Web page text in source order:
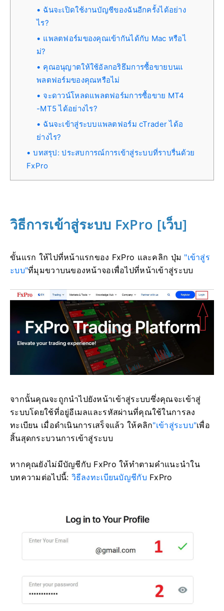
ฉันจะเปิดใช้งานบัญชีของฉันอีกครั้งได้อย่าง
ไร?
แพลตฟอร์มของคุณเข้ากันได้กับ Mac หรือไ
ม่?
คุณอนุญาตให้ใช้อัลกอริธึมการซื้อขายบนแ
พลตฟอร์มของคุณหรือไม่
จะดาวน์โหลดแพลตฟอร์มการซื้อขาย MT4
-MT5 ได้อย่างไร?
ฉันจะเข้าสู่ระบบแพลตฟอร์ม cTrader ได้อ
ย่างไร?
บทสรุป: ประสบการณ์การเข้าสู่ระบบที่ราบรื่นด้วย
FxPro
วิธีการเข้าสู่ระบบ FxPro [เว็บ]
ขั้นแรก ให้ไปที่หน้าแรกของ FxPro และคลิก ปุ่ม "เข้าสู่ร
ะบบ"ที่มุมขวาบนของหน้าจอเพื่อไปที่หน้าเข้าสู่ระบบ
จากนั้นคุณจะถูกนำไปยังหน้าเข้าสู่ระบบซึ่งคุณจะเข้าสู่
ระบบโดยใช้ที่อยู่อีเมลและรหัสผ่านที่คุณใช้ในการลง
ทะเบียน เมื่อดำเนินการเสร็จแล้ว ให้คลิก"เข้าสู่ระบบ"เพื่อ
สิ้นสุดกระบวนการเข้าสู่ระบบ
หากคุณยังไม่มีบัญชีกับ FxPro ให้ทำตามคำแนะนำใน
บทความต่อไปนี้: วิธีลงทะเบียนบัญชีกับ FxPro